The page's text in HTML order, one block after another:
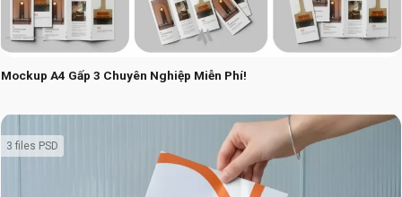
Mockup A4 Gấp 3 Chuyên Nghiệp Miễn Phí!
3 files PSD